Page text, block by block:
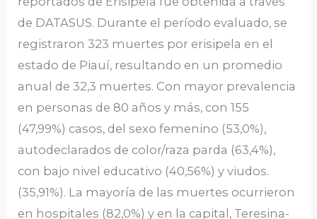
de DATASUS. Durante el período evaluado, se
registraron 323 muertes por erisipela en el
estado de Piauí, resultando en un promedio
anual de 32,3 muertes. Con mayor prevalencia
en personas de 80 años y más, con 155
(47,99%) casos, del sexo femenino (53,0%),
autodeclarados de color/raza parda (63,4%),
con bajo nivel educativo (40,56%) y viudos.
(35,91%). La mayoría de las muertes ocurrieron
en hospitales (82,0%) y en la capital, Teresina-